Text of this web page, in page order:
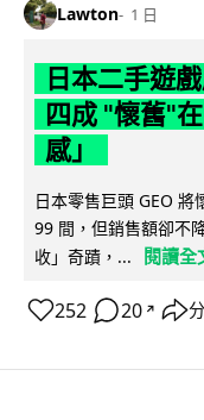
Lawton 1 日
日本二手遊
四成 "懷舊"
感」
日本零售巨頭 GEO
99 間，但銷售額卻不
收」奇蹟，...
閱讀全
252 20 ↗